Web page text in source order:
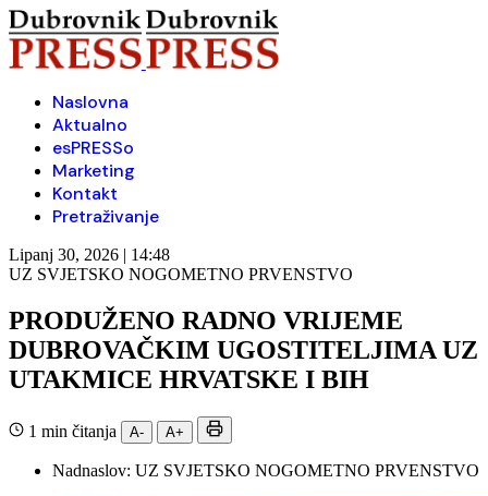
Naslovna
Aktualno
esPRESSo
Marketing
Kontakt
Pretraživanje
Lipanj 30, 2026 | 14:48
UZ SVJETSKO NOGOMETNO PRVENSTVO
PRODUŽENO RADNO VRIJEME
DUBROVAČKIM UGOSTITELJIMA UZ
UTAKMICE HRVATSKE I BIH
1 min čitanja A- A+
Nadnaslov: UZ SVJETSKO NOGOMETNO PRVENSTVO